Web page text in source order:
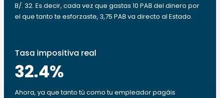
B/. 32. Es decir, cada vez que gastas 10 PAB del dinero por
el que tanto te esforzaste, 3,75 PAB va directo al Estado.
Tasa impositiva real
32.4%
Ahora, ya que tanto tú como tu empleador pagáis